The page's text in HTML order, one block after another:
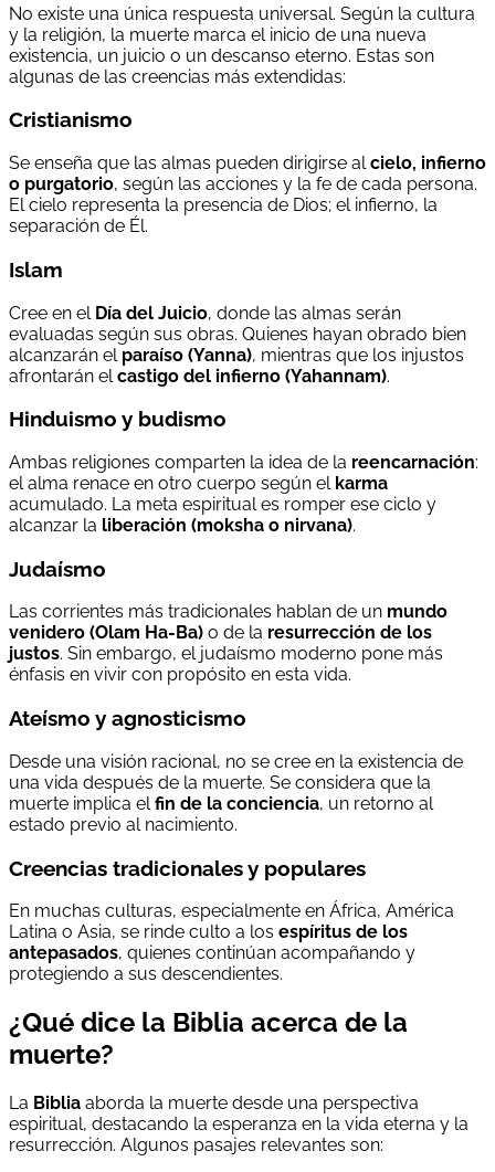
No existe una única respuesta universal. Según la cultura
y la religión, la muerte marca el inicio de una nueva
existencia, un juicio o un descanso eterno. Estas son
algunas de las creencias más extendidas:
Cristianismo
Se enseña que las almas pueden dirigirse alcielo, infierno
o purgatorio, según las acciones y la fe de cada persona.
El cielo representa la presencia de Dios; el infierno, la
separación de Él.
Islam
Cree en el Día del Juicio, donde las almas serán
evaluadas según sus obras. Quienes hayan obrado bien
alcanzarán el paraíso (Yanna), mientras que los injustos
afrontarán el castigo del infierno (Yahannam).
Hinduismo y budismo
Ambas religiones comparten la idea de la reencarnación:
el alma renace en otro cuerpo según el karma
acumulado. La meta espiritual es romper ese ciclo y
alcanzar la liberación (moksha o nirvana).
Judaísmo
Las corrientes más tradicionales hablan de un mundo
venidero (Olam Ha-Ba) o de la resurrección de los
justos. Sin embargo, el judaísmo moderno pone más
énfasis en vivir con propósito en esta vida.
Ateísmo y agnosticismo
Desde una visión racional, no se cree en la existencia de
una vida después de la muerte. Se considera que la
muerte implica elfin de la conciencia, un retorno al
estado previo al nacimiento.
Creencias tradicionales y populares
En muchas culturas, especialmente en África, América
Latina o Asia, se rinde culto a los espíritus de los
antepasados, quienes continúan acompañando y
protegiendo a sus descendientes.
¿Qué dice la Biblia acerca de la
muerte?
La Biblia aborda la muerte desde una perspectiva
espiritual, destacando la esperanza en la vida eterna y la
resurrección. Algunos pasajes relevantes son: